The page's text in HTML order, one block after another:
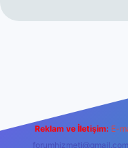
Reklam ve İletişim: E-
forumhizmeti@gmail.com